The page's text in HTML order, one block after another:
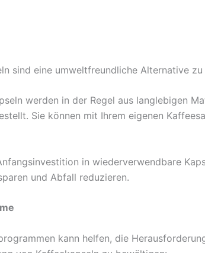
sind eine umweltfreundliche Alternative
werden in der Regel aus langlebigen
Sie können mit Ihrem eigenen
in wiederverwendbare
und Abfall reduzieren.
kann helfen, die